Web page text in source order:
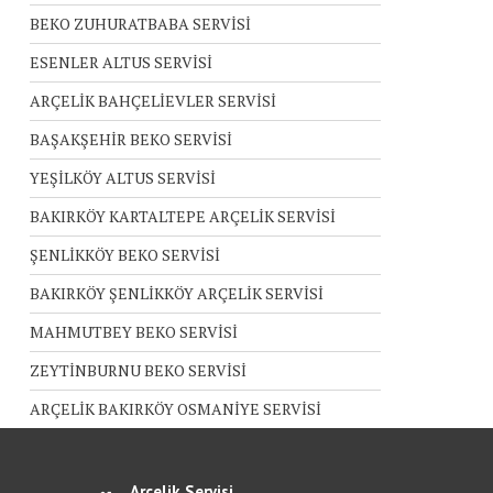
BEKO ZUHURATBABA SERVİSİ
ESENLER ALTUS SERVİSİ
ARÇELİK BAHÇELİEVLER SERVİSİ
BAŞAKŞEHİR BEKO SERVİSİ
YEŞİLKÖY ALTUS SERVİSİ
BAKIRKÖY KARTALTEPE ARÇELİK SERVİSİ
ŞENLİKKÖY BEKO SERVİSİ
BAKIRKÖY ŞENLİKKÖY ARÇELİK SERVİSİ
MAHMUTBEY BEKO SERVİSİ
ZEYTİNBURNU BEKO SERVİSİ
ARÇELİK BAKIRKÖY OSMANİYE SERVİSİ